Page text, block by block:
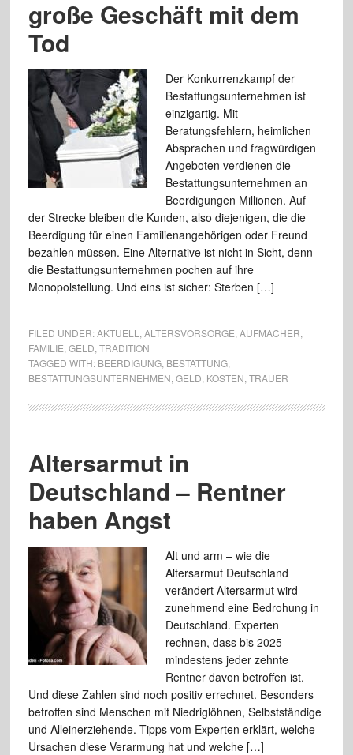
große Geschäft mit dem
Tod
Der Konkurrenzkampf der
Bestattungsunternehmen ist
einzigartig. Mit
Beratungsfehlern, heimlichen
Absprachen und fragwürdigen
Angeboten verdienen die
Bestattungsunternehmen an
Beerdigungen Millionen. Auf
der Strecke bleiben die Kunden, also diejenigen, die die
Beerdigung für einen Familienangehörigen oder Freund
bezahlen müssen. Eine Alternative ist nicht in Sicht, denn
die Bestattungsunternehmen pochen auf ihre
Monopolstellung. Und eins ist sicher: Sterben […]
FILED UNDER:AKTUELL ALTERSVORSORGE AUFMACHER
FAMILIE GELD TRADITION
TAGGED WITH: BEERDIGUNG, BESTATTUNG,
BESTATTUNGSUNTERNEHMEN GELD KOSTEN TRAUER
Altersarmut in
Deutschland – Rentner
haben Angst
Alt und arm – wie die
Altersarmut Deutschland
verändert Altersarmut wird
zunehmend eine Bedrohung in
Deutschland. Experten
rechnen, dass bis 2025
mindestens jeder zehnte
Rentner davon betroffen ist.
Und diese Zahlen sind noch positiv errechnet. Besonders
betroffen sind Menschen mit Niedriglöhnen, Selbstständige
und Alleinerziehende. Tipps vom Experten erklärt, welche
Ursachen diese Verarmung hat und welche […]